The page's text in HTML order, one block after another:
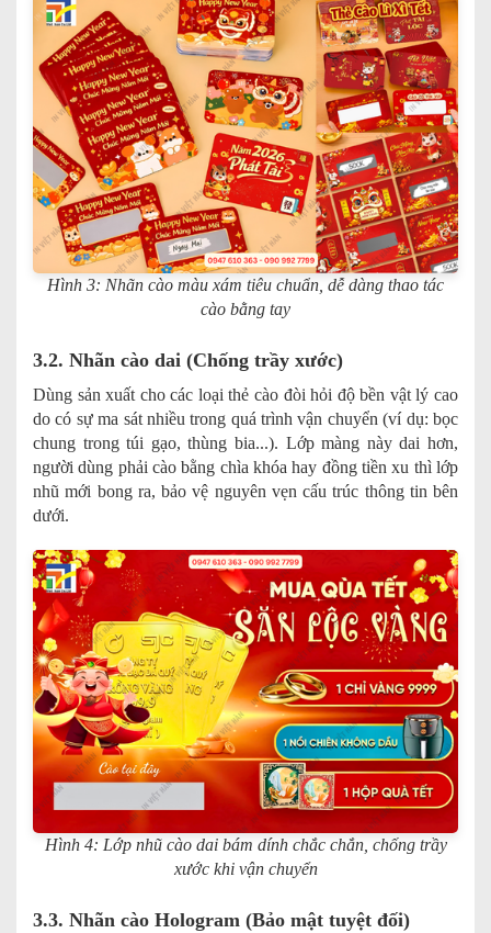
Hình 3: Nhãn cào màu xám tiêu chuẩn, dễ dàng thao tác
cào bằng tay
3.2. Nhãn cào dai (Chống trầy xước)
Dùng sản xuất cho các loại thẻ cào đòi hỏi độ bền vật lý cao
do có sự ma sát nhiều trong quá trình vận chuyển (ví dụ: bọc
chung trong túi gạo, thùng bia...). Lớp màng này dai hơn,
người dùng phải cào bằng chìa khóa hay đồng tiền xu thì lớp
nhũ mới bong ra, bảo vệ nguyên vẹn cấu trúc thông tin bên
dưới.
Hình 4: Lớp nhũ cào dai bám dính chắc chắn, chống trầy
xước khi vận chuyển
3.3. Nhãn cào Hologram (Bảo mật tuyệt đối)